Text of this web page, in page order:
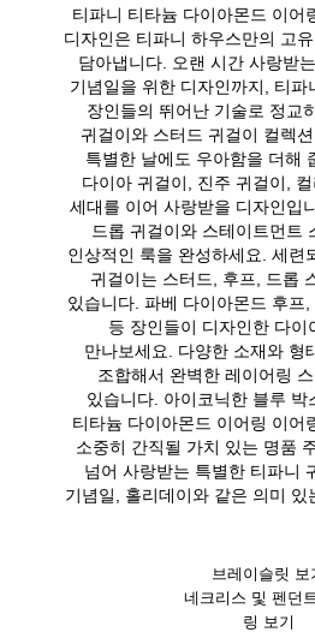
티파니 티타늄 다이아몬드 이어
디자인은 티파니 하우스만의 고
담아냅니다. 오랜 시간 사랑받
기념일을 위한 디자인까지, 티파
장인들의 뛰어난 기술로 정교
귀걸이와 스터드 귀걸이 컬렉
특별한 날에도 우아함을 더해
다이아 귀걸이, 진주 귀걸이,
세대를 이어 사랑받을 디자인입
드롭 귀걸이와 스테이트먼트
인상적인 룩을 완성하세요. 세련
귀걸이는 스터드, 후프, 드롭
있습니다. 파베 다이아몬드 후프
등 장인들이 디자인한 다이
만나보세요. 다양한 소재와 형
조합해서 완벽한 레이어링
있습니다. 아이코닉한 블루 박
티타늄 다이아몬드 이어링 이어
소중히 간직될 가치 있는 명품
넘어 사랑받는 특별한 티파니
기념일, 홀리데이와 같은 의미
브레이슬릿 보
네크리스 및 펜던
링 보기